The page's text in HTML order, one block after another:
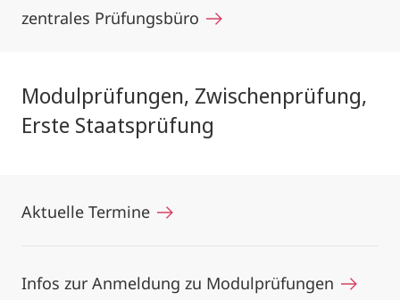
zentrales Prüfungsbüro
Modulprüfungen, Zwischenprüfung,
Erste Staatsprüfung
Aktuelle Termine
Infos zur Anmeldung zu Modulprüfungen